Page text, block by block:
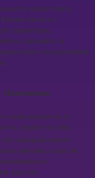
может быть
начать с
характера,
принять и
быть осужденным
Пояснения
свою ценность и
верьте в себя
каждый имеет
мнение, и вы не
других